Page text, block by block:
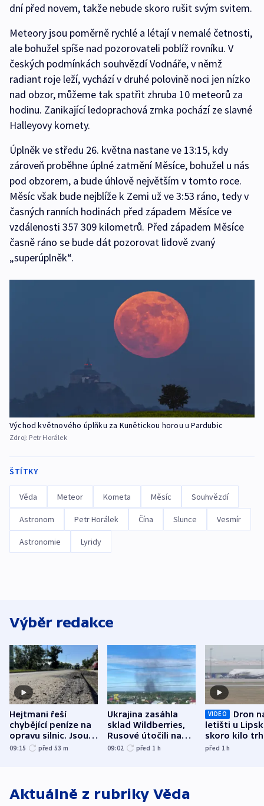
dní před novem, takže nebude skoro rušit svým svitem.
Meteory jsou poměrně rychlé a létají v nemalé četnosti,
ale bohužel spíše nad pozorovateli poblíž rovníku. V
českých podmínkách souhvězdí Vodnáře, v němž
radiant roje leží, vychází v druhé polovině noci jen nízko
nad obzor, můžeme tak spatřit zhruba 10 meteorů za
hodinu. Zanikající ledoprachová zrnka pochází ze slavné
Halleyovy komety.
Úplněk ve středu 26. května nastane ve 13:15, kdy
zároveň proběhne úplné zatmění Měsíce, bohužel u nás
pod obzorem, a bude úhlově největším v tomto roce.
Měsíc však bude nejblíže k Zemi už ve 3:53 ráno, tedy v
časných ranních hodinách před západem Měsíce ve
vzdálenosti 357 309 kilometrů. Před západem Měsíce
časně ráno se bude dát pozorovat lidově zvaný
„superúplněk“.
Východ květnového úplňku za Kunětickou horou u Pardubic
Zdroj: Petr Horálek
ŠTÍTKY
Věda Meteor Kometa Měsíc Souhvězdí
Astronom Petr Horálek Čína Slunce Vesmír
Astronomie Lyridy
Výběr redakce
Hejtmani řeší
chybějící peníze na
opravu silnic. Jsou
nenárokové, namítá
09:15 před 53 m
Ukrajina zasáhla
sklad Wildberries,
Rusové útočili na
trh, hasiče či
09:02 před 1 h
VIDEO
Dron
letišti u
skoro kilo
indicie
před 1h
Aktuálně z rubriky Věda